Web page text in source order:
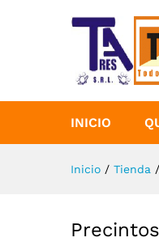
INICIO
Inicio / Tienda /